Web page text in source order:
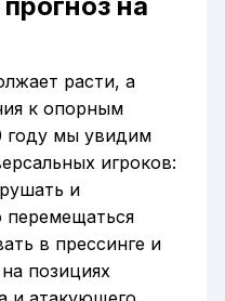
расти, а
к опорным
году мы увидим
игроков:
и
перемещаться
в прессинге и
позициях